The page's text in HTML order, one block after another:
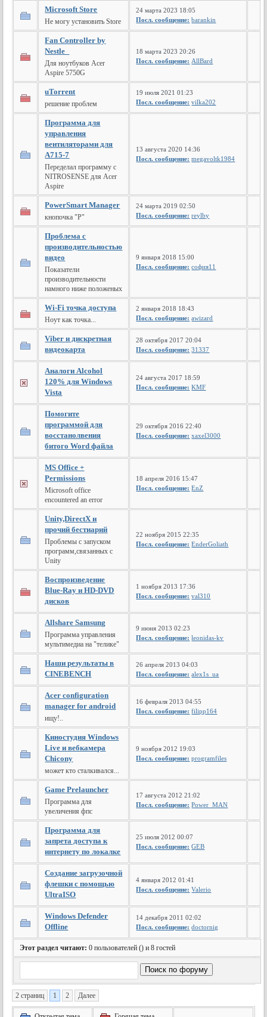
Microsoft Store
Не могу установить Store
24 марта 2023 18:05
Посл. сообщение: barankin
Fan Controller by
Nestle_
Для ноутбуков Acer
Aspire 5750G
18 марта 2023 20:26
Посл. сообщение: AllBard
uTorrent
решение проблем
19 июля 2021 01:23
Посл. сообщение: vilka202
Программа для
управления
вентиляторами для
A715-7
Переделал программу с
NITROSENSE для Acer
Aspire
13 августа 2020 14:36
Посл. сообщение: megavoltk1984
PowerSmart Manager
кнопочка "P"
24 марта 2019 02:50
Посл. сообщение: reylby
Проблема с
производительностью
видео
Показатели
производительности
намного ниже положеных
9 января 2018 15:00
Посл. сообщение: софия11
Wi-Fi точка доступа
Ноут как точка...
2 января 2018 18:43
Посл. сообщение: awizard
Viber и дискретная
видеокарта
28 октября 2017 20:04
Посл. сообщение: 31337
Аналоги Alcohol
120% для Windows
Vista
24 августа 2017 18:59
Посл. сообщение: KMF
Помогите
программой для
восстанолвения
битого Word файла
29 октября 2016 22:40
Посл. сообщение: xaxel3000
MS Office +
Permissions
Microsoft office
encountered an error
18 апреля 2016 15:47
Посл. сообщение: EnZ
Unity,DirectX и
прочий бестиарий
Проблемы с запуском
программ,связанных с
Unity
22 ноября 2015 22:35
Посл. сообщение: EnderGoliath
Воспроизведение
Blue-Ray и HD-DVD
дисков
1 ноября 2013 17:36
Посл. сообщение: val310
Allshare Samsung
Программа управления
мультимедиа на "телике"
9 июня 2013 02:23
Посл. сообщение: leonidas-kv
Наши результаты в
CINEBENCH
26 апреля 2013 04:03
Посл. сообщение: alex1s_ua
Acer configuration
manager for android
ищу!..
16 февраля 2013 04:55
Посл. сообщение: filipp164
Киностудия Windows
Live и вебкамера
Chicony
может кто сталкивался...
9 ноября 2012 19:03
Посл. сообщение: programfiles
Game Prelauncher
Программа для
увеличения фпс
17 августа 2012 21:02
Посл. сообщение: Power_MAN
Программа для
запрета доступа к
интернету по локалке
25 июля 2012 00:07
Посл. сообщение: GEB
Создание загрузочной
флешки с помощью
UltraISO
4 января 2012 01:41
Посл. сообщение: Valerio
Windows Defender
Offline
14 декабря 2011 02:02
Посл. сообщение: doctornig
Этот раздел читают: 0 пользователей () и 8 гостей
2 страниц 1 2 Далее